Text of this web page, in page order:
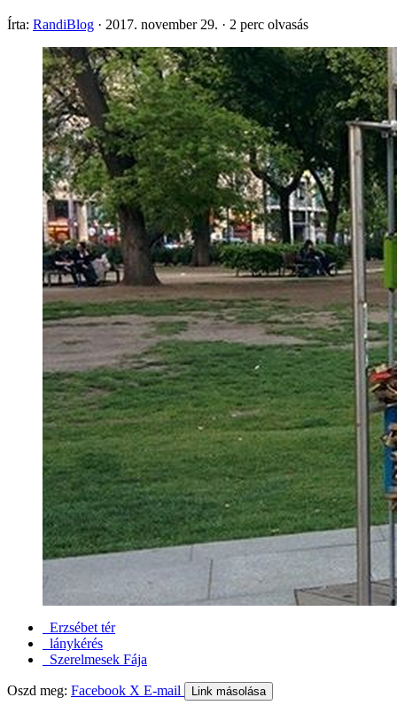
Írta: RandiBlog · 2017. november 29. · 2 perc olvasás
Erzsébet tér
lánykérés
Szerelmesek Fája
Oszd meg: Facebook X E-mail Link másolása